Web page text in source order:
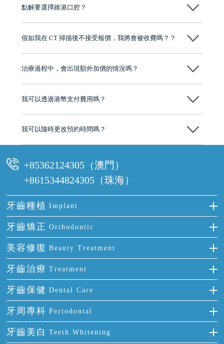
點解要選擇維港口腔？
牌」、「2025香港企業領袖品牌」，是諾貝爾種植系統全球放心植牙中
至今已服務超過三十個國家和地區的顧客，受到粵港澳大灣區及周邊城
有咨詢及服務保障中心，有任何問題都可以隨時預約免費咨詢，讓人十
假如我在 CT 掃描後不接受報價，我將會被收費嗎？？
治療過程中，會出現額外加價的情況嗎？
我可以透過港幣支付費用嗎？
可以。維港口腔會按照當日匯率轉算收取費用，而匯率會及時告知客人
我可以隨時更改預約時間嗎？
+85362124305（澳門）
+8615344824305（珠海）
牙齒種植 Implant
種牙
單顆牙缺失
門牙缺失
多顆牙缺失
半口缺失
全口缺失
牙齒矯正 Orthodontic
隱形箍牙
前牙反頜
牙齒擁擠
牙齒前突
牙齒稀疏
美容修復 Beauty Treatment
全瓷牙
烤瓷牙
氟斑牙
四環素牙
活動假牙
牙齒治療 Treatment
補牙
智齒
根管治療
拔牙
牙齒保健 Dental Care
正確刷牙
全國愛牙日
牙周專科 Periodontal
牙周炎
牙齒美白 Teeth Whitening